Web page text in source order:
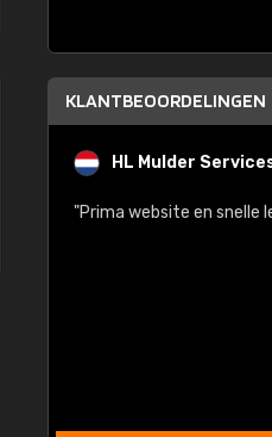
KLANTBEOORDELINGEN
HL Mulder
"Prima website en snelle